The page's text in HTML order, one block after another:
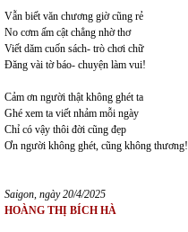
Vẫn biết văn chương giờ cũng rẻ
No cơm ấm cật chẳng nhờ thơ
Viết dăm cuốn sách- trò chơi chữ
Đăng vài tờ báo- chuyện làm vui!
Cảm ơn người thật không ghét ta
Ghé xem ta viết nhảm mỗi ngày
Chỉ có vậy thôi đời cũng đẹp
Ơn người không ghét, cũng không thương!
Saigon, ngày 20/4/2025
HOÀNG THỊ BÍCH HÀ